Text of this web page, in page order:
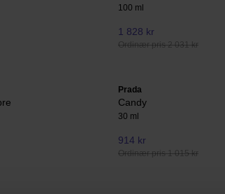
100 ml
1 828 kr
Ordinær pris 2 031 kr
Prada
Candy
30 ml
914 kr
Ordinær pris 1 015 kr